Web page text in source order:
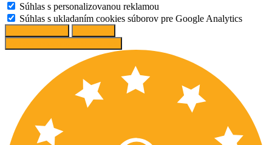
Súhlas s personalizovanou reklamou
Súhlas s ukladaním cookies súborov pre Google Analytics